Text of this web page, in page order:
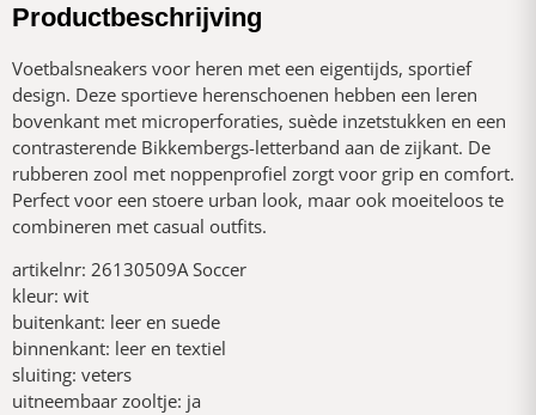
Productbeschrijving
Voetbalsneakers voor heren met een eigentijds, sportief
design. Deze sportieve herenschoenen hebben een leren
bovenkant met microperforaties, suède inzetstukken en een
contrasterende Bikkembergs-letterband aan de zijkant. De
rubberen zool met noppenprofiel zorgt voor grip en comfort.
Perfect voor een stoere urban look, maar ook moeiteloos te
combineren met casual outfits.
artikelnr: 26130509A Soccer
kleur: wit
buitenkant: leer en suede
binnenkant: leer en textiel
sluiting: veters
uitneembaar zooltje: ja